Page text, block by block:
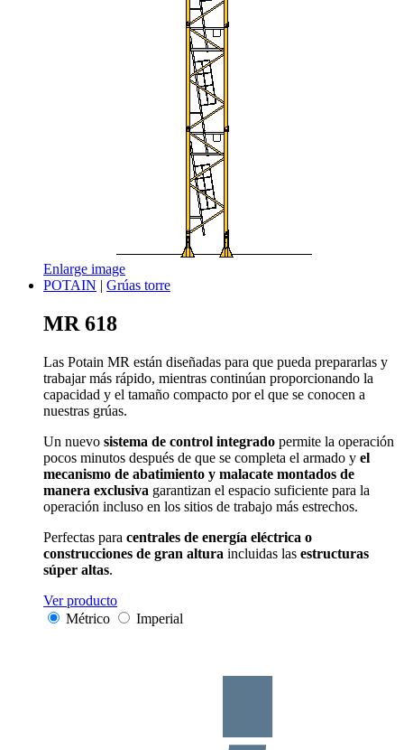
Enlarge image
POTAIN | Grúas torre
MR 618
Las Potain MR están diseñadas para que pueda prepararlas y
trabajar más rápido, mientras continúan proporcionando la
capacidad y el tamaño compacto por el que se conocen a
nuestras grúas.
Un nuevo sistema de control integrado permite la operación
pocos minutos después de que se completa el armado y el
mecanismo de abatimiento y malacate montados de
manera exclusiva garantizan el espacio suficiente para la
operación incluso en los sitios de trabajo más estrechos.
Perfectas para centrales de energía eléctrica o
construcciones de gran altura incluidas las estructuras
súper altas.
Ver producto
Métrico
Imperial